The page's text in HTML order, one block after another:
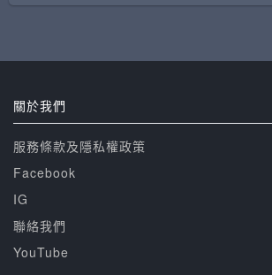
關於我們
服務條款及隱私權政策
Facebook
IG
聯絡我們
YouTube